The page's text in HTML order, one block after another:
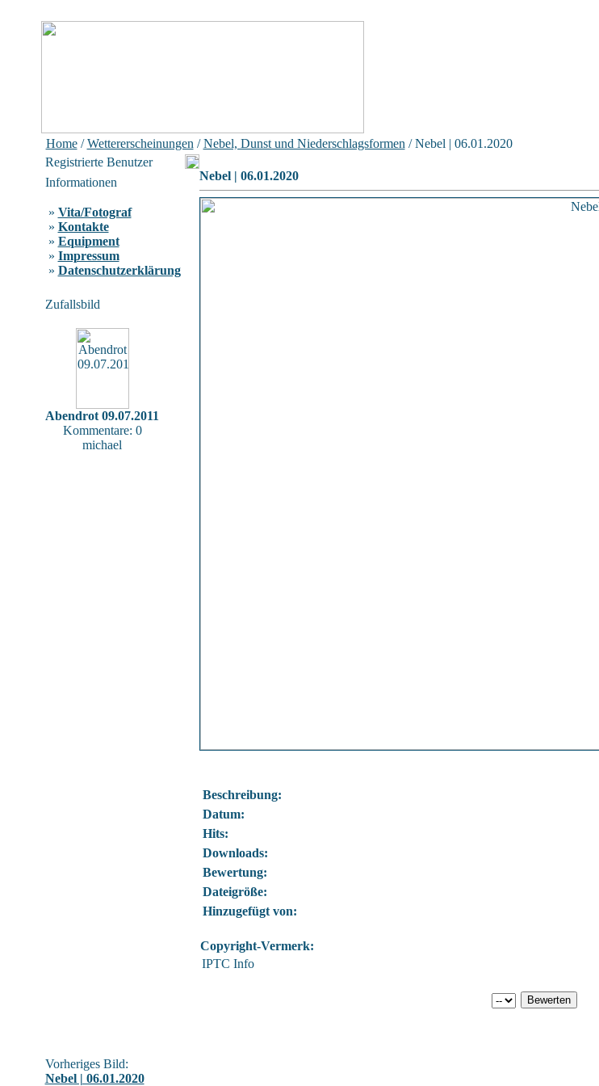
Home/Wettererscheinungen /Nebel, Dunst und Niederschlagsformen / Nebel | 06.01.2020
Registrierte Benutzer
Informationen
» Vita/Fotograf
» Kontakte
» Equipment
» Impressum
» Datenschutzerklärung
Zufallsbild
Abendrot 09.07.2011
Kommentare: 0
michael
Nebel | 06.01.2020
Beschreibung:
Datum:
Hits:
Downloads:
Bewertung:
Dateigröße:
Hinzugefügt von:
Copyright-Vermerk:
IPTC Info
Vorheriges Bild:
Nebel | 06.01.2020